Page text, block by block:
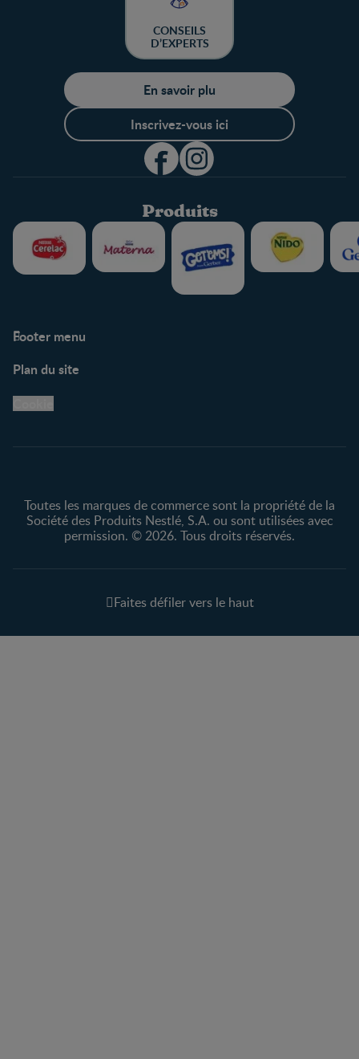
CONSEILS
D’EXPERTS
En savoir plu
Inscrivez-vous ici
Produits
Footer menu
Centre de soutien
Avis légaux
Protection des
Plan du site
Toutes les marques de commerce sont la propriété de la
Société des Produits Nestlé, S.A. ou sont utilisées avec
permission. © 2026. Tous droits réservés.
Faites défiler vers le haut